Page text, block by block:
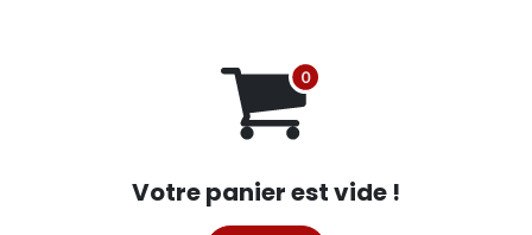
Votre panier est vide !